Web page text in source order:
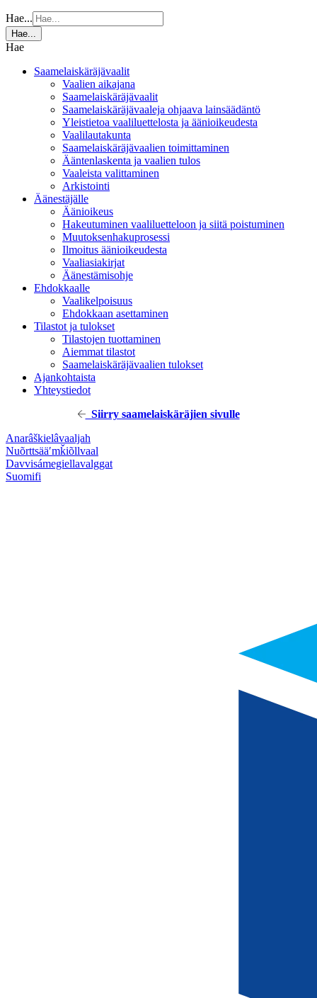
Hae...
Hae...
Hae
Saamelaiskäräjävaalit
Vaalien aikajana
Saamelaiskäräjävaalit
Saamelaiskäräjävaaleja ohjaava lainsäädäntö
Yleistietoa vaaliluettelosta ja äänioikeudesta
Vaalilautakunta
Saamelaiskäräjävaalien toimittaminen
Ääntenlaskenta ja vaalien tulos
Vaaleista valittaminen
Arkistointi
Äänestäjälle
Äänioikeus
Hakeutuminen vaaliluetteloon ja siitä poistuminen
Muutoksenhakuprosessi
Ilmoitus äänioikeudesta
Vaaliasiakirjat
Äänestämisohje
Ehdokkaalle
Vaalikelpoisuus
Ehdokkaan asettaminen
Tilastot ja tulokset
Tilastojen tuottaminen
Aiemmat tilastot
Saamelaiskäräjävaalien tulokset
Ajankohtaista
Yhteystiedot
Siirry saamelaiskäräjien sivulle
Anarâškielâvaaljah
Nuõrttsääʹmǩiõllvaal
Davvisámegiellavalggat
Suomifi